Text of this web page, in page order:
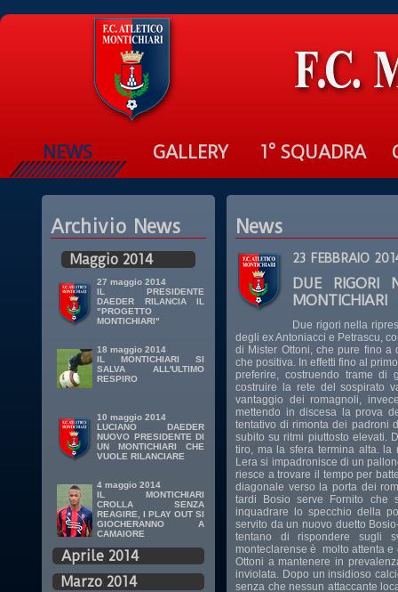
NEWS GALLERY 1° SQUADRA
Archivio News
Maggio 2014
27 maggio 2014
IL PRESIDENTE
DAEDER RILANCIA IL
"PROGETTO
MONTICHIARI"
18 maggio 2014
IL MONTICHIARI SI
SALVA ALL'ULTIMO
RESPIRO
10 maggio 2014
LUCIANO DAEDER
NUOVO PRESIDENTE DI
UN MONTICHIARI CHE
VUOLE RILANCIARE
4 maggio 2014
IL MONTICHIARI
CROLLA SENZA
REAGIRE, I PLAY OUT SI
GIOCHERANNO A
CAMAIORE
Aprile 2014
Marzo 2014
News
23 FEBBRAIO
DUE RIGORI
MONTICHIARI
Due rigori nella
degli ex Antoniacci e Petrascu,
di Mister Ottoni, che pure fino a
che positiva. In effetti fino al
preferire, costruendo trame di
costruire la rete del sospirato
vantaggio dei romagnoli,
mettendo in discesa la prova
tentativo di rimonta dei padroni
subito su ritmi piuttosto elevati.
tiro, ma la sfera termina alta.
Lera si impadronisce di un
riesce a trovare il tempo per
diagonale verso la porta dei
tardi Bosio serve Fornito
inquadrare lo specchio della
servito da un nuovo duetto
tentano di rispondere sugli
monteclarense è molto attenta
Ottoni a mantenere in
inviolata. Dopo un insidioso
senza che nessun attaccante